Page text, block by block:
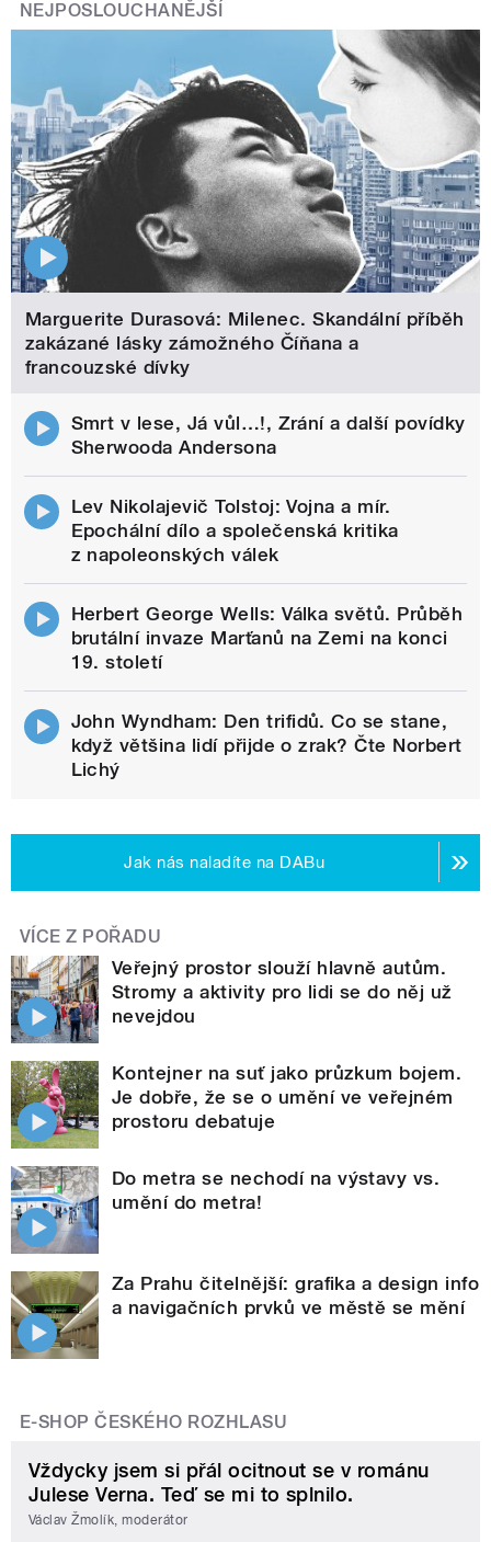
NEJPOSLOUCHANĚJŠÍ
Marguerite Durasová: Milenec. Skandální příběh
zakázané lásky zámožného Číňana a
francouzské dívky
Smrt v lese, Já vůl…!, Zrání a další povídky
Sherwooda Andersona
Lev Nikolajevič Tolstoj: Vojna a mír.
Epochální dílo a společenská kritika
z napoleonských válek
Herbert George Wells: Válka světů. Průběh
brutální invaze Marťanů na Zemi na konci
19. století
John Wyndham: Den trifidů. Co se stane,
když většina lidí přijde o zrak? Čte Norbert
Lichý
Jak nás naladíte na DABu
VÍCE Z POŘADU
Veřejný prostor slouží hlavně autům.
Stromy a aktivity pro lidi se do něj už
nevejdou
Kontejner na suť jako průzkum bojem.
Je dobře, že se o umění ve veřejném
prostoru debatuje
Do metra se nechodí na výstavy vs.
umění do metra!
Za Prahu čitelnější: grafika a design info
a navigačních prvků ve městě se mění
E-SHOP ČESKÉHO ROZHLASU
Vždycky jsem si přál ocitnout se v románu
Julese Verna. Teď se mi to splnilo.
Václav Žmolík, moderátor